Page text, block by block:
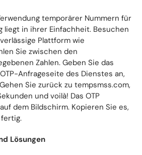
temporärer Nummern für
liegt in ihrer Einfachheit. Besuchen
Plattform wie
Sie zwischen den
Zahlen. Geben Sie das
Anfrageseite des Dienstes an,
Sie zurück zu tempsmss.com,
und voilà! Das OTP
dem Bildschirm. Kopieren Sie es,
Lösungen